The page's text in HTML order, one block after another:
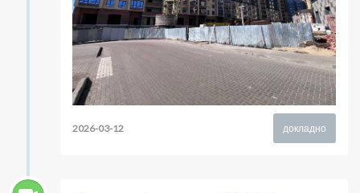
докладно
2026-03-12